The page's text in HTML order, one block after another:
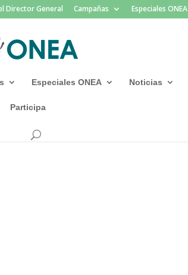
Director General Campañas Especiales ONEA
Especiales ONEA Noticias
Participa